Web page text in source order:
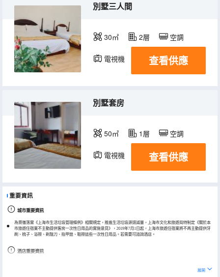
別墅三人間
30㎡ 2層 空調
電視機 查看供應
別墅套房
50㎡ 1層 空調
電視機 查看供應
重要資訊
城市重要資訊
為貫徹落實《上海市生活垃圾管理條例》相關規定，推進生活垃圾源頭減量，上海市文化和旅遊局特制定《關於本
市旅遊住宿業不主動提供客房一次性日用品的實施意見》，2019年7月1日起，上海市旅遊住宿業將不再主動提供牙
刷、梳子、浴擦、剃鬚刀、指甲銼、鞋擦這些一次性日用品。若需要可諮詢酒店。
酒店重要資訊
展開